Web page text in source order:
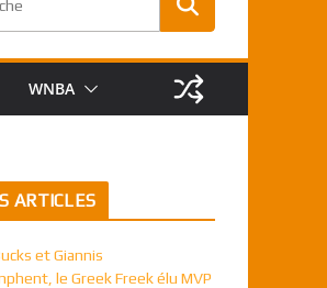
WNBA
ARTICLES
et Giannis
le Greek Freek élu MVP